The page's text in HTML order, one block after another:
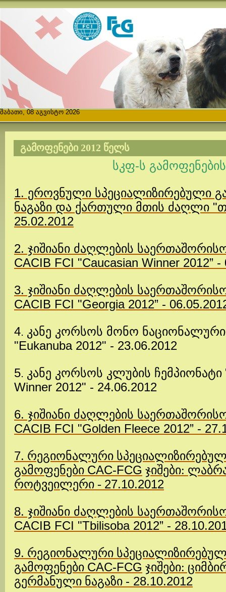
შაბათი, 08 აგვისტო 2026
ᲒᲐᲛᲝᲤᲔᲜᲔᲑᲘ 2012 ᲬᲔᲚᲡ
სკფ-ს
1. ეროვნული სპეციალიზირებული
ნაგაზი და ქართული მთის ძაღლი
25.02.2012
2. ჯიშიანი ძაღლების
CACIB FCI "Caucasian Winner 2012” -
3. ჯიშიანი ძაღლების
CACIB FCI "Georgia 2012” -
4. კანე კორსოს მონო ნაციონალური
"Eukanuba 2012" - 23.06.2012
5. კანე კორსოს კლუბის ჩემპიონატი
Winner 2012" - 24.06.2012
6. ჯიშიანი ძაღლების
CACIB FCI "Golden Fleece 2012” -
7. რეგიონალური
გამოფენები CAC-FCG ჯიშები:
როტვეილერი - 27.10.2012
8. ჯიშიანი ძაღლების
CACIB FCI "Tbilisoba 2012” -
9. რეგიონალური
გამოფენები CAC-FCG ჯიშები:
გერმანული ნაგაზი - 28.10.2012